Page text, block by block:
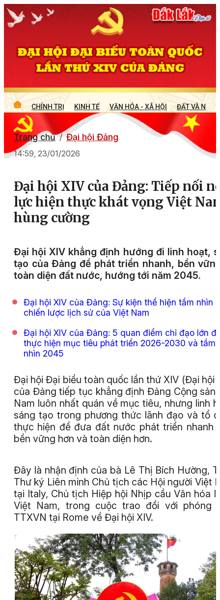
CHÍNH TRỊ KINH TẾ VĂN HÓA - XÃ HỘI ĐẤT VÀ
Trang chủ Đại hội Đảng
14:59, 23/01/2026
Đại hội XIV của Đảng: Tiếp nối
lực hiện thực khát vọng Việt
hùng cường
Đại hội XIV khẳng định hướng đi linh hoạt,
tạo của Đảng để phát triển nhanh, bền
toàn diện đất nước, hướng tới năm 2045.
Đại hội XIV của Đảng: Sự kiện thể hiện tầm nhìn
chiến lược lịch sử của Việt Nam
Đại hội XIV của Đảng: 5 quan điểm chỉ đạo lớn
thực hiện mục tiêu phát triển 2026-2030 và tầm
nhìn 2045
Đại hội Đại biểu toàn quốc lần thứ XIV (Đại hội
của Đảng tiếp tục khẳng định Đảng Cộng sản
Nam luôn nhất quán về mục tiêu, nhưng linh
sáng tạo trong phương thức lãnh đạo và tổ
thực hiện để đưa đất nước phát triển nhanh
bền vững hơn và toàn diện hơn.
Đây là nhận định của bà Lê Thị Bích Hường,
Thư ký Liên minh Chủ tịch các Hội người Việt
tại Italy, Chủ tịch Hiệp hội Nhịp cầu Văn hóa
Việt Nam, trong cuộc trao đổi với phóng
TTXVN tại Rome về Đại hội XIV.